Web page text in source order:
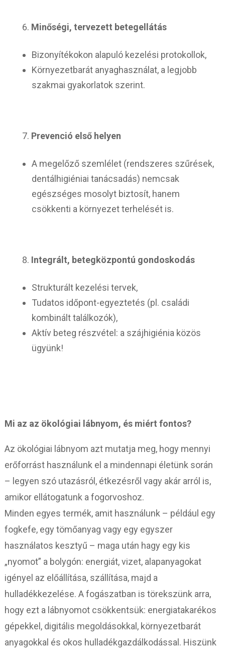
Minőségi, tervezett betegellátás
Bizonyítékokon alapuló kezelési protokollok,
Környezetbarát anyaghasználat, a legjobb
szakmai gyakorlatok szerint.
Prevenció első helyen
A megelőző szemlélet (rendszeres szűrések,
dentálhigiéniai tanácsadás) nemcsak
egészséges mosolyt biztosít, hanem
csökkenti a környezet terhelését is.
Integrált, betegközpontú gondoskodás
Strukturált kezelési tervek,
Tudatos időpont-egyeztetés (pl. családi
kombinált találkozók),
Aktív beteg részvétel: a szájhigiénia közös
ügyünk!
Mi az az ökológiai lábnyom, és miért fontos?
Az ökológiai lábnyom azt mutatja meg, hogy mennyi
erőforrást használunk el a mindennapi életünk során
– legyen szó utazásról, étkezésről vagy akár arról is,
amikor ellátogatunk a fogorvoshoz.
Minden egyes termék, amit használunk – például egy
fogkefe, egy tömőanyag vagy egy egyszer
használatos kesztyű – maga után hagy egy kis
„nyomot” a bolygón: energiát, vizet, alapanyagokat
igényel az előállítása, szállítása, majd a
hulladékkezelése. A fogászatban is törekszünk arra,
hogy ezt a lábnyomot csökkentsük: energiatakarékos
gépekkel, digitális megoldásokkal, környezetbarát
anyagokkal és okos hulladékgazdálkodással. Hiszünk